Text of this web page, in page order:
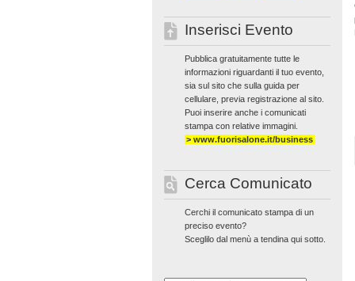
Inserisci Evento
Pubblica gratuitamente tutte le
informazioni riguardanti il tuo evento,
sia sul sito che sulla guida per
cellulare, previa registrazione al sito.
Puoi inserire anche i comunicati
stampa con relative immagini.
> www.fuorisalone.it/business
Cerca Comunicato
Cerchi il comunicato stampa di un
preciso evento?
Sceglilo dal menù a tendina qui sotto.